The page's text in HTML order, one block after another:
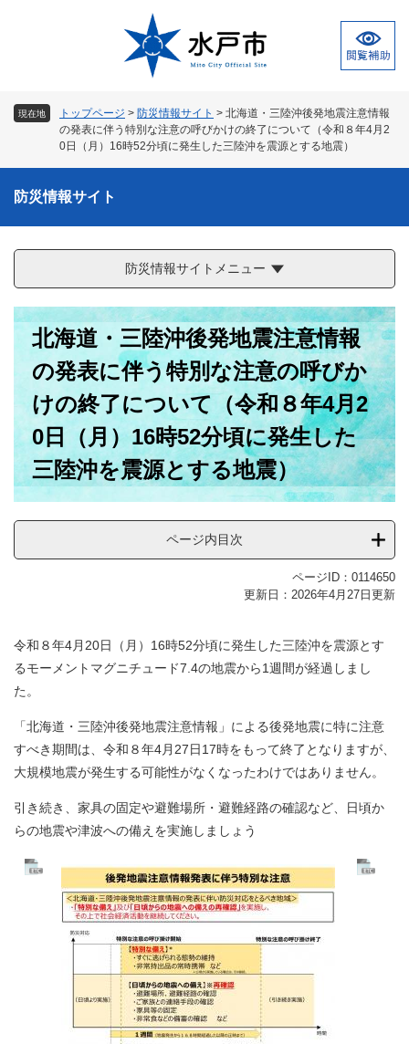
現在地 トップページ > 防災情報サイト > 北海道・三陸沖後発地震注意情報
の発表に伴う特別な注意の呼びかけの終了について（令和８年4月2
0日（月）16時52分頃に発生した三陸沖を震源とする地震）
防災情報サイト
防災情報サイトメニュー
本
北海道・三陸沖後発地震注意情報
の発表に伴う特別な注意の呼びか
けの終了について（令和８年4月2
0日（月）16時52分頃に発生した
三陸沖を震源とする地震）
ページ内目次
ページID：0114650
更新日：2026年4月27日更新
令和８年4月20日（月）16時52分頃に発生した三陸沖を震源とす
るモーメントマグニチュード7.4の地震から1週間が経過しまし
た。
「北海道・三陸沖後発地震注意情報」による後発地震に特に注意
すべき期間は、令和８年4月27日17時をもって終了となりますが、
大規模地震が発生する可能性がなくなったわけではありません。
引き続き、家具の固定や避難場所・避難経路の確認など、日頃か
らの地震や津波への備えを実施しましょう